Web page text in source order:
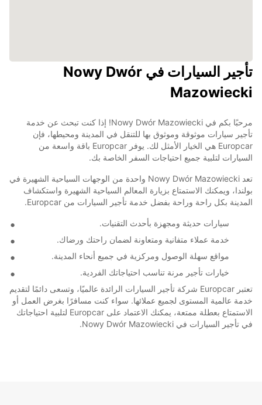
تأجير السيارات في Nowy Dwór
Mazowiecki
مرحبًا بكم في Nowy Dwór Mazowiecki! إذا كنت تبحث عن خدمة
تأجير سيارات موثوقة وموثوق بها للتنقل في المدينة ومحيطها، فإن
Europcar هي الخيار الأمثل لك. يوفر Europcar باقة واسعة من
السيارات لتلبية جميع احتياجات السفر الخاصة بك.
تعد Nowy Dwór Mazowiecki واحدة من الوجهات السياحية الشهيرة في
بولندا، ويمكنك الاستمتاع بزيارة المعالم السياحية الشهيرة واستكشاف
المدينة بكل راحة وراحة بفضل خدمة تأجير السيارات من Europcar.
سيارات حديثة ومجهزة بأحدث التقنيات.
خدمة عملاء متفانية ومتعاونة لضمان راحتك ورضاك.
مواقع سهلة الوصول ومركزية في جميع أنحاء المدينة.
خيارات تأجير مرنة تناسب احتياجاتك الفردية.
تعتبر Europcar شركة تأجير السيارات الرائدة عالميًا، وتسعى دائمًا لتقديم
خدمة عالمية المستوى لجميع عملائها. سواء كنت مسافرًا بغرض العمل أو
الاستمتاع بعطلة ممتعة، يمكنك الاعتماد على Europcar لتلبية احتياجاتك
في تأجير السيارات في Nowy Dwór Mazowiecki.